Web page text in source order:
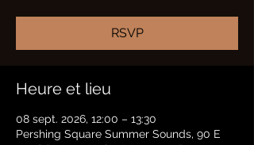
RSVP
Heure et lieu
08 sept. 2026, 12:00 – 13:30
Pershing Square Summer Sounds, 90 E